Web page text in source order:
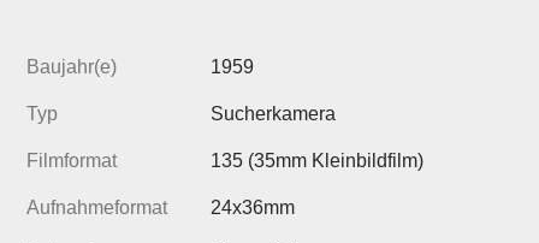
Baujahr(e) 1959
Typ Sucherkamera
Filmformat 135 (35mm Kleinbildfilm)
Aufnahmeformat 24x36mm